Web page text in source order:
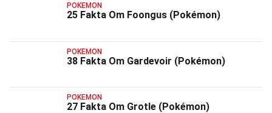
POKEMON
25 Fakta Om Foongus (Pokémon)
POKEMON
38 Fakta Om Gardevoir (Pokémon)
POKEMON
27 Fakta Om Grotle (Pokémon)